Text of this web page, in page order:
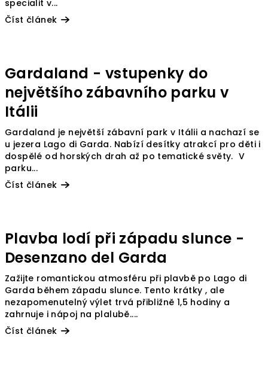
á
i
i
specialit v...
Číst článek
Gardaland - vstupenky do
největšího zábavního parku v
Itálii
Gardaland je největší zábavní park v Itálii a nachazí se
u jezera Lago di Garda. Nabízí desítky atrakcí pro děti i
dospělé od horských drah až po tematické světy. V
parku...
Číst článek
Plavba lodí při západu slunce -
Desenzano del Garda
Zažijte romantickou atmosféru při plavbě po Lago di
Garda během západu slunce. Tento krátky , ale
nezapomenutelný výlet trvá přibližně 1,5 hodiny a
zahrnuje i nápoj na plalubě....
Číst článek